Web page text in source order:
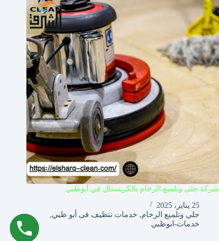
شركة جلى وتلميع الرخام بالكريستال في أبوظبي
25 يناير، 2025
جلي وتلميع الرخام, خدمات تنظيف فى أبو ظبي,
خدمات-ابوظبي